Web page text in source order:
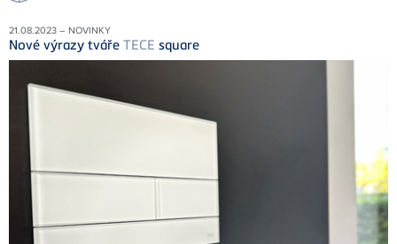
21.08.2023 – NOVINKY
Nové výrazy tváře TECE square